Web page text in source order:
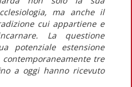
ma anche il
cui appartiene e
La questione
potenziale estensione
tre
a oggi hanno ricevuto